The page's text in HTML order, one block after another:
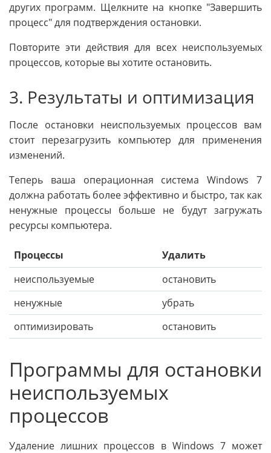
других программ. Щелкните на кнопке "Завершить
процесс" для подтверждения остановки.
Повторите эти действия для всех неиспользуемых
процессов, которые вы хотите остановить.
3. Результаты и оптимизация
После остановки неиспользуемых процессов вам
стоит перезагрузить компьютер для применения
изменений.
Теперь ваша операционная система Windows 7
должна работать более эффективно и быстро, так как
ненужные процессы больше не будут загружать
ресурсы компьютера.
Процессы
Удалить
неиспользуемые
остановить
ненужные
убрать
оптимизировать
остановить
Программы для остановки
неиспользуемых
процессов
Удаление лишних процессов в Windows 7 может